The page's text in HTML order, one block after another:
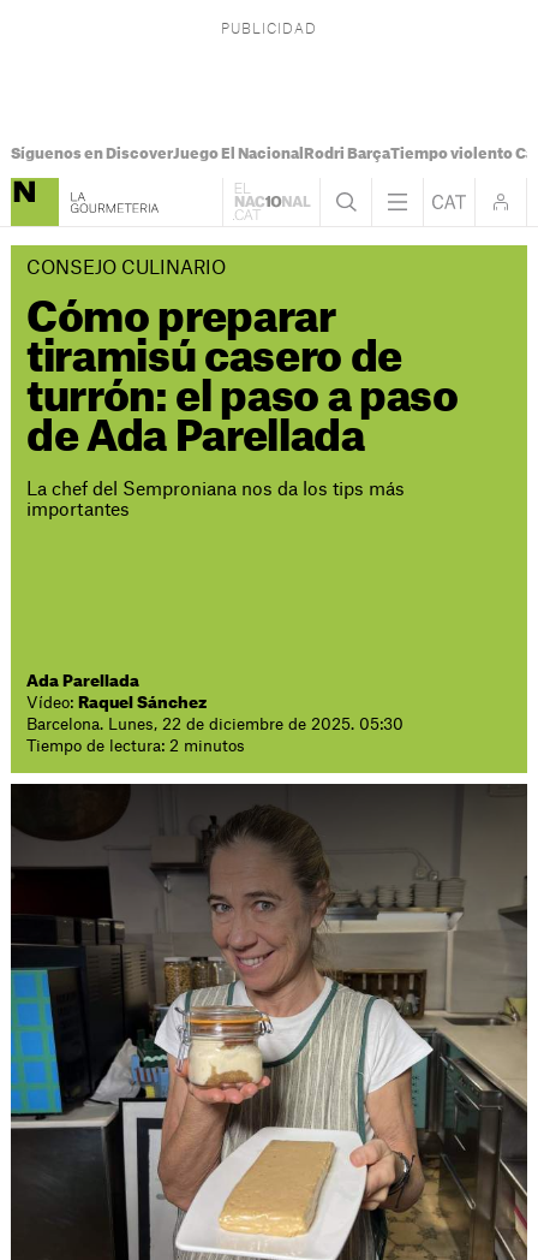
Síguenos en DiscoverJuego El Nacional Rodri BarçaTiempo violento
CONSEJO CULINARIO
Cómo preparar
tiramisú casero de
turrón: el paso a paso
de Ada Parellada
La chef del Semproniana nos da los tips más
importantes
Ada Parellada
Vídeo: Raquel Sánchez
Barcelona. Lunes, 22 de diciembre de 2025. 05:30
Tiempo de lectura: 2 minutos